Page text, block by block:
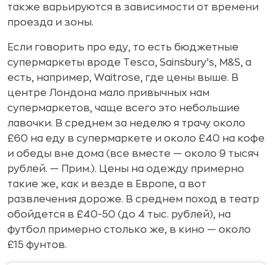
также варьируются в зависимости от времени
проезда и зоны.
Если говорить про еду, то есть бюджетные
супермаркеты вроде Tesco, Sainsbury’s, M&S, а
есть, например, Waitrose, где цены выше. В
центре Лондона мало привычных нам
супермаркетов, чаще всего это небольшие
лавочки. В среднем за неделю я трачу около
£60 на еду в супермаркете и около £40 на кофе
и обеды вне дома (все вместе — около 9 тысяч
рублей. — Прим.). Цены на одежду примерно
такие же, как и везде в Европе, а вот
развлечения дороже. В среднем поход в театр
обойдется в £40-50 (до 4 тыс. рублей), на
футбол примерно столько же, в кино — около
£15 фунтов.